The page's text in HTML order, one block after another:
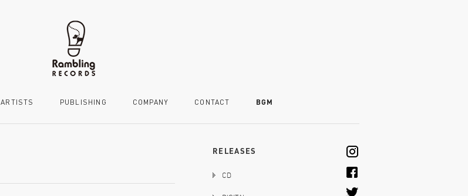
ARTISTS PUBLISHING COMPANY CONTACT BGM
RELEASES
CD